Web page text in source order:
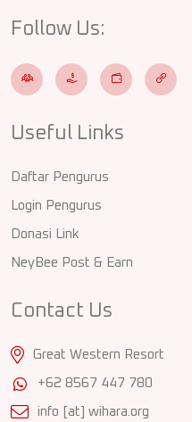
Follow Us:
Useful Links
Daftar Pengurus
Login Pengurus
Donasi Link
NeyBee Post & Earn
Contact Us
Great Western Resort
+62 8567 447 780
info [at] wihara.org